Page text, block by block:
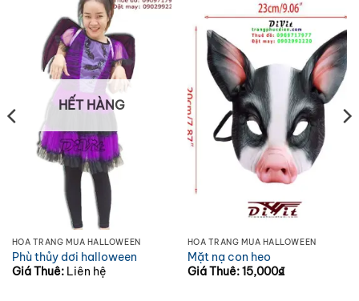
HẾT HÀNG
HÓA TRANG MÙA HALLOWEEN
Phù thủy dơi halloween
Giá Thuê: Liên hệ
HÓA TRANG MÙA HALLOWEEN
Mặt nạ con heo
Giá Thuê:15,000₫